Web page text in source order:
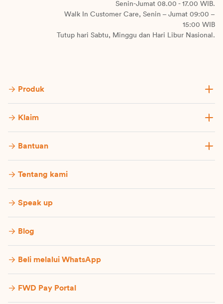
Senin-Jumat 08.00 - 17.00 WIB.
Walk In Customer Care, Senin – Jumat 09:00 –
15:00 WIB
Tutup hari Sabtu, Minggu dan Hari Libur Nasional.
Produk
Klaim
Bantuan
Tentang kami
Speak up
Blog
Beli melalui WhatsApp
FWD Pay Portal